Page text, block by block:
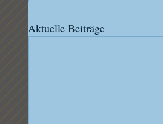
Aktuelle Beiträge